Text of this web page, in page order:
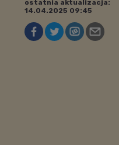
ostatnia aktualizacja:
14.04.2025 09:45